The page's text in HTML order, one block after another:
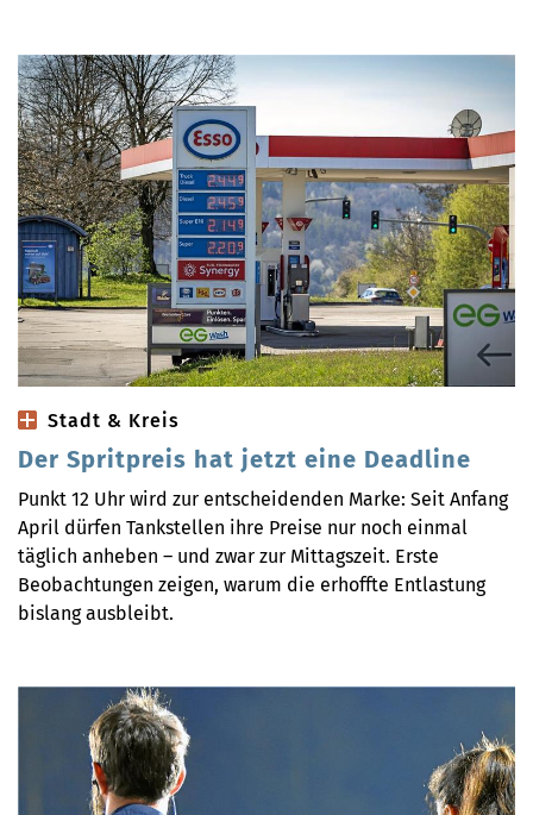
Stadt & Kreis
Der Spritpreis hat jetzt eine Deadline
Punkt 12 Uhr wird zur entscheidenden Marke: Seit Anfang
April dürfen Tankstellen ihre Preise nur noch einmal
täglich anheben – und zwar zur Mittagszeit. Erste
Beobachtungen zeigen, warum die erhoffte Entlastung
bislang ausbleibt.